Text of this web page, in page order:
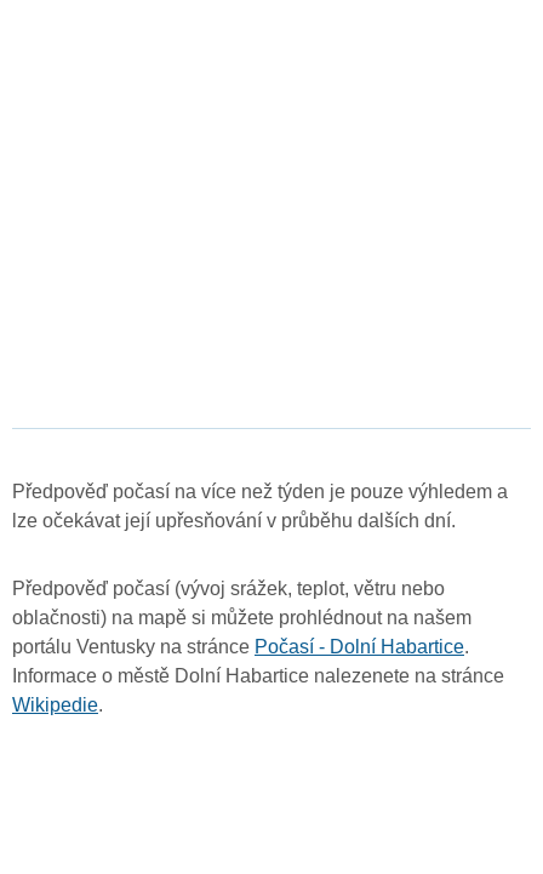
Předpověď počasí na více než týden je pouze výhledem a
lze očekávat její upřesňování v průběhu dalších dní.
Předpověď počasí (vývoj srážek, teplot, větru nebo
oblačnosti) na mapě si můžete prohlédnout na našem
portálu Ventusky na stránce Počasí - Dolní Habartice.
Informace o městě Dolní Habartice nalezenete na stránce
Wikipedie.